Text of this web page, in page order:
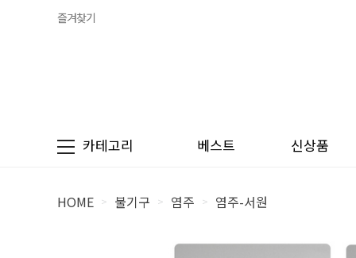
즐겨찾기
카테고리 베스트 신상품
HOME > 불기구 > 염주 > 염주-서원